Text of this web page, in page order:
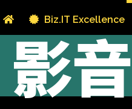
Biz.IT Excellence
影音